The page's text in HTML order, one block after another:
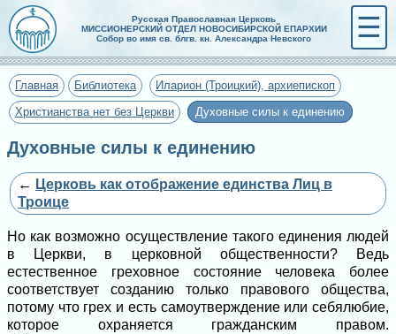
Русская Православная Церковь
МИССИОНЕРСКИЙ ОТДЕЛ НОВОСИБИРСКОЙ ЕПАРХИИ
Собор во имя св. блгв. кн. Александра Невского
☰
Главная Библиотека
Иларион (Троицкий), архиепископ
Христианства нет без Церкви
Духовные силы к единению
Духовные силы к единению
← Церковь как отображение единства Лиц в
Троице
Но как возможно осуществление такого единения людей
в Церкви, в церковной общественности? Ведь
естественное греховное состояние человека более
соответствует созданию только правового общества,
потому что грех и есть самоутверждение или себялюбие,
которое охраняется гражданским правом.